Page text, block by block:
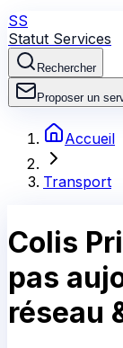
SS
Statut Services
Rechercher
Proposer un
Accueil
Transport
Colis
pas
réseau